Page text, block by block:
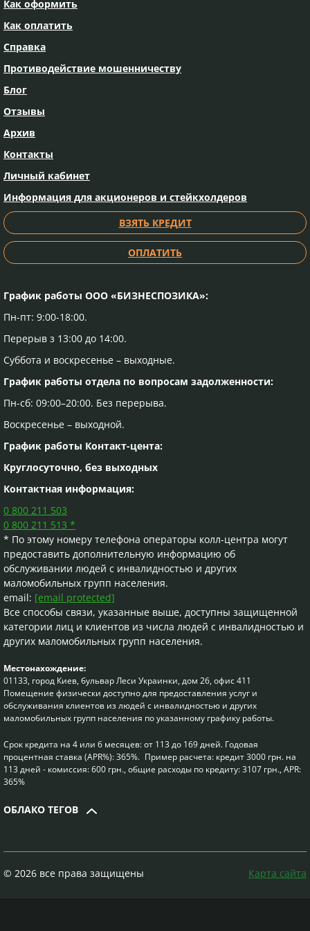
к Договору, и не может быть увеличена по
досрочного погашения платежей по кредиту и
По договору о предоставлении кредита по продукту
«Кредитодатель имеет право в случае, если будут
иметь место любые или все возможные случаи
невыполнения Заёмщиком взятых на себя
обязанностей и несоблюдения условий,
предусмотренных этим Договором, требовать возврата
суммы Кредита, уплаты всей суммы начисленных
Процентов за пользование Кредитом и Комиссии (если
Комиссия не была уплачена Заёмщиком ранее), в
полном объёме, в случае просрочки уплаты части
Кредитом и/или Комиссии на срок, превышающий
формирование отрицательной кредитной истории,
которая может учитываться финансовым учреждением
при принятии решения о предоставлении кредита в
будущем.
возврату потребительского кредита может повлиять на
кредитную историю и осложнить получение
3. Кредитодателю запрещается требовать от
потребителя приобретения каких-либо товаров или
качестве обязательного условия предоставления
4. Для принятия осознанного решения о
получении потребительского кредита на
предложенных условиях потребитель имеет право
рассмотреть альтернативные виды потребительских
кредитов и финансовых учреждений.
5. Кредитодатель имеет право вносить изменения
в заключённые с потребителями договоры о
потребительском кредите только по согласию сторон.
6. Потребитель имеет возможность отказаться от
получения рекламных материалов каналами
путём направления соответствующего обращения на
адрес электронной почты Общества.
7. Возможные расходы на уплату потребителем
платежей за пользование потребительским кредитом
Кредитодатель не требует от клиентов осуществления
каких-либо дополнительных оплат при внесении
заёмщиком платежей по кредитному договору
осуществление платежа могут предусматривать банки,
8. Инициирование потребителем продления
(лонгации, пролонгации) срока погашения
потребительского кредита (срока исполнения
Как оформить
Как оплатить
Справка
Противодействие мошенничеству
Блог
Отзывы
Архив
Контакты
Личный кабинет
Информация для акционеров и стейкхолдеров
ВЗЯТЬ КРЕДИТ
ОПЛАТИТЬ
График работы ООО «БИЗНЕСПОЗИКА»:
Пн-пт: 9:00-18:00.
Перерыв з 13:00 до 14:00.
Суббота и воскресенье – выходные.
График работы отдела по вопросам задолженности:
Пн-сб: 09:00–20:00. Без перерыва.
Воскресенье – выходной.
График работы Контакт-цента:
Круглосуточно, без выходных
Контактная информация:
0 800 211 503
0 800 211 513 *
* По этому номеру телефона операторы колл-центра могут
предоставить дополнительную информацию об
обслуживании людей с инвалидностью и других
маломобильных групп населения.
email: [email protected]
Все способы связи, указанные выше, доступны защищенной
категории лиц и клиентов из числа людей с инвалидностью и
других маломобильных групп населения.
Местонахождение:
01133, город Киев, бульвар Леси Украинки, дом 26, офис 411
Помещение физически доступно для предоставления услуг и
обслуживания клиентов из людей с инвалидностью и других
маломобильных групп населения по указанному графику работы.
Срок кредита на 4 или 6 месяцев: от 113 до 169 дней. Годовая
процентная ставка (APR%): 365%. Пример расчета: кредит 3000 грн. на
113 дней - комиссия: 600 грн., общие расходы по кредиту: 3107 грн., APR:
365%
ОБЛАКО ТЕГОВ
© 2026 все права защищены Карта сайта